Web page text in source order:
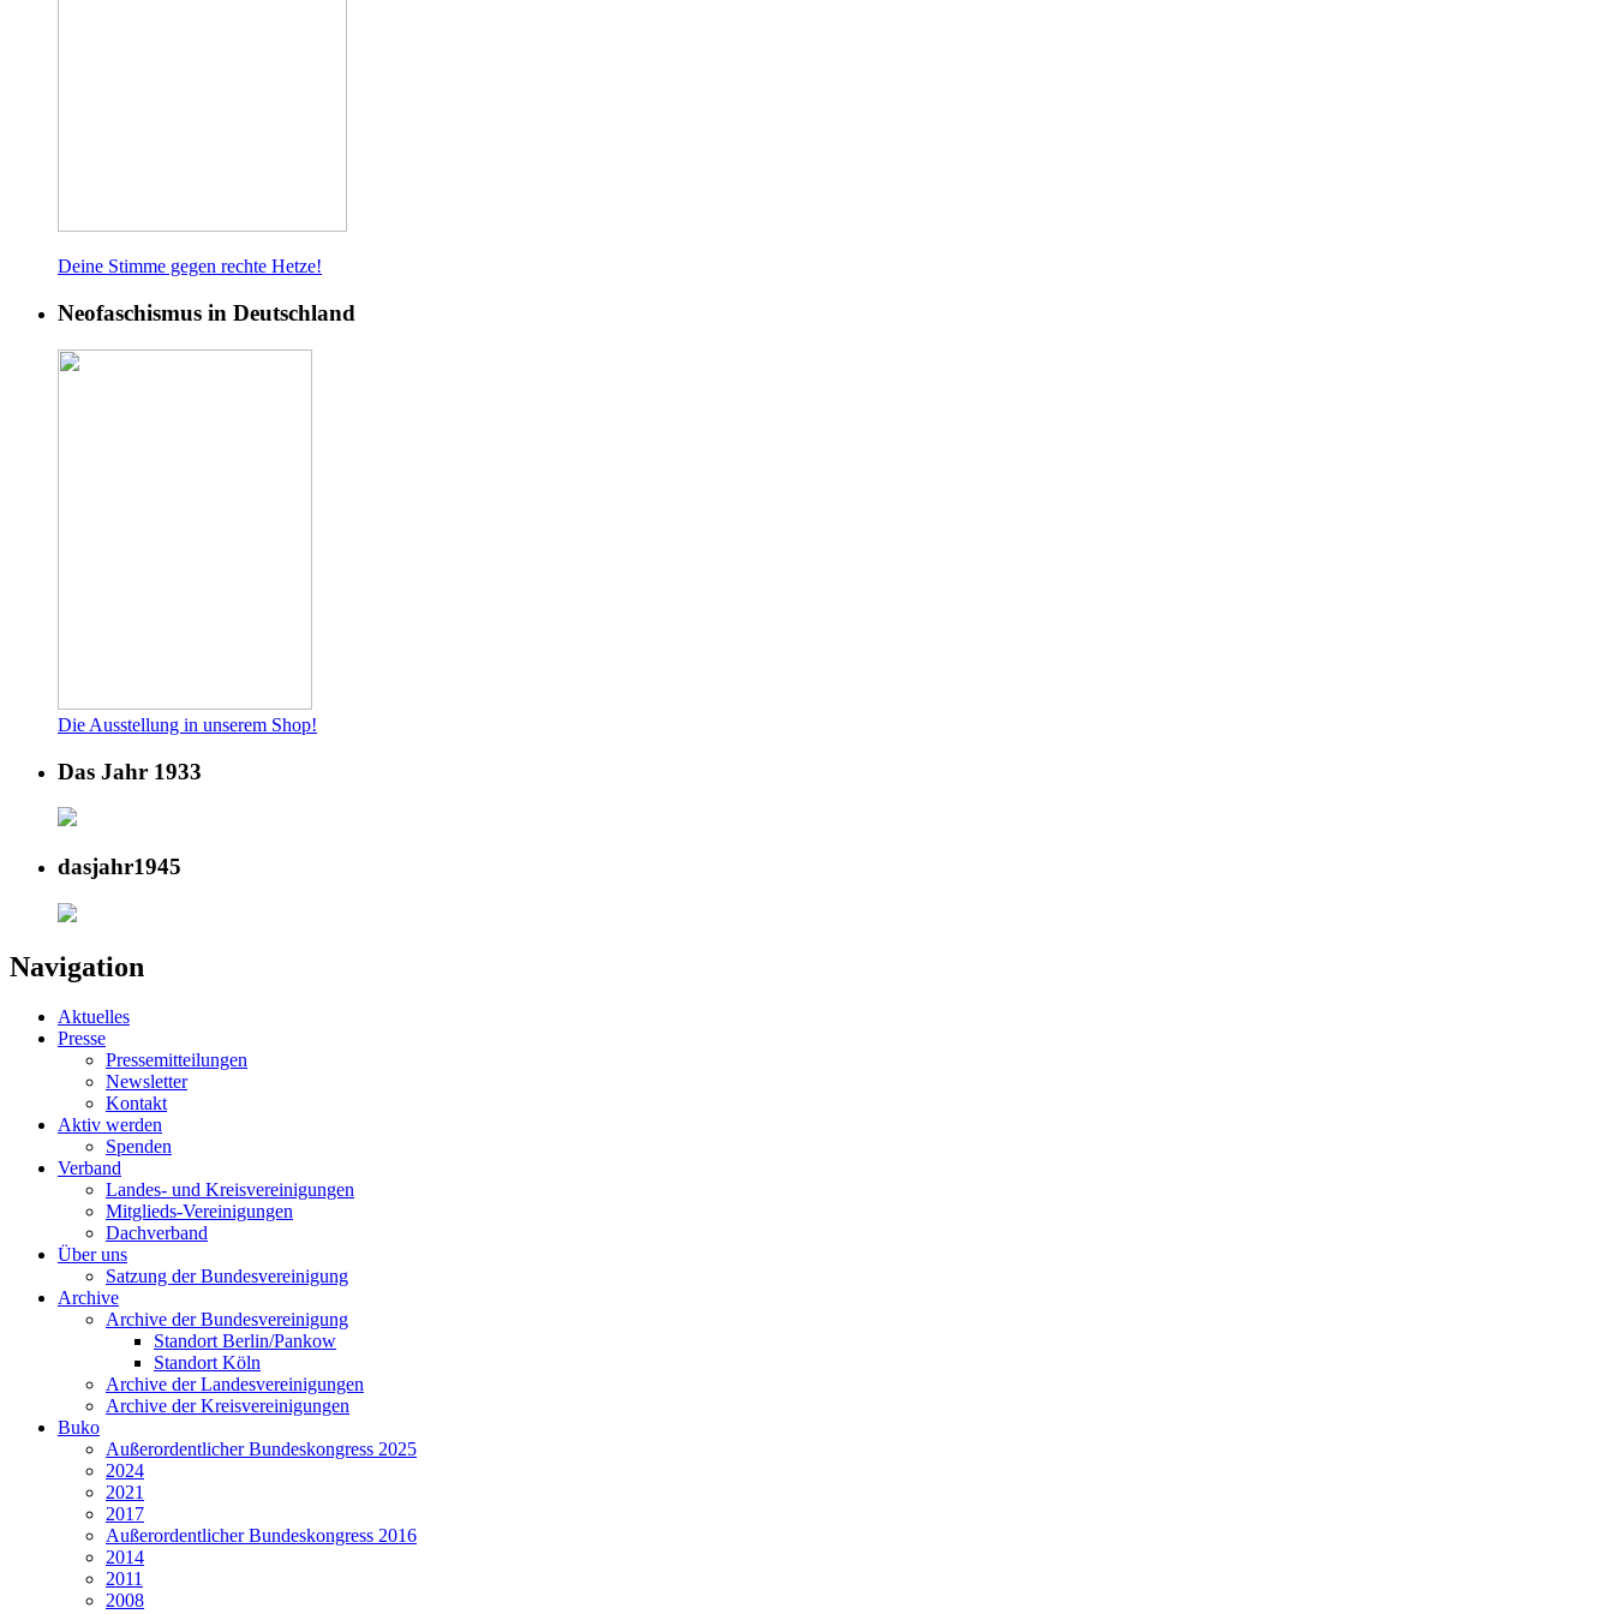
Deine Stimme gegen rechte Hetze!
Neofaschismus in Deutschland
Die Ausstellung in unserem Shop!
Das Jahr 1933
dasjahr1945
Navigation
Aktuelles
Presse
Pressemitteilungen
Newsletter
Kontakt
Aktiv werden
Spenden
Verband
Landes- und Kreisvereinigungen
Mitglieds-Vereinigungen
Dachverband
Über uns
Satzung der Bundesvereinigung
Archive
Archive der Bundesvereinigung
Standort Berlin/Pankow
Standort Köln
Archive der Landesvereinigungen
Archive der Kreisvereinigungen
Buko
Außerordentlicher Bundeskongress 2025
2024
2021
2017
Außerordentlicher Bundeskongress 2016
2014
2011
2008